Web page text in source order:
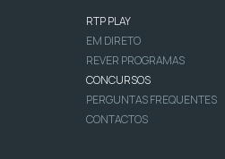
RTP PLAY
EM DIRETO
REVER PROGRAMAS
CONCURSOS
PERGUNTAS FREQUENTES
CONTACTOS